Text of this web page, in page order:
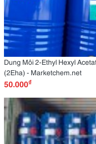
Dung Môi 2-Ethyl Hexyl
(2Eha) - Marketchem.net
50.000₫